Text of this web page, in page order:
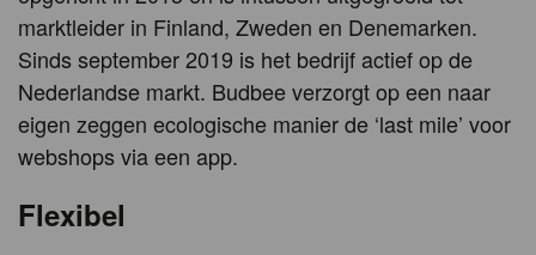
marktleider in Finland, Zweden en Denemarken.
Sinds september 2019 is het bedrijf actief op de
Nederlandse markt. Budbee verzorgt op een naar
eigen zeggen ecologische manier de ‘last mile’ voor
webshops via een app.
Flexibel